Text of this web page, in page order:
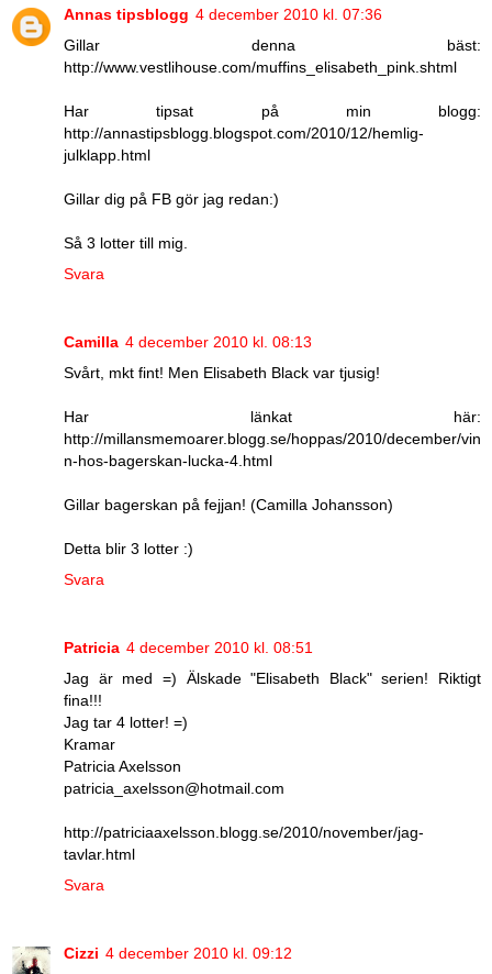
Annas tipsblogg 4 december 2010 kl. 07:36
Gillar denna bäst:
http://www.vestlihouse.com/muffins_elisabeth_pink.shtml
Har tipsat på min blogg:
http://annastipsblogg.blogspot.com/2010/12/hemlig-
julklapp.html
Gillar dig på FB gör jag redan:)
Så 3 lotter till mig.
Svara
Camilla 4 december 2010 kl. 08:13
Svårt, mkt fint! Men Elisabeth Black var tjusig!
Har länkat här:
http://millansmemoarer.blogg.se/hoppas/2010/december/vin
n-hos-bagerskan-lucka-4.html
Gillar bagerskan på fejjan! (Camilla Johansson)
Detta blir 3 lotter :)
Svara
Patricia 4 december 2010 kl. 08:51
Jag är med =) Älskade "Elisabeth Black" serien! Riktigt
fina!!!
Jag tar 4 lotter! =)
Kramar
Patricia Axelsson
patricia_axelsson@hotmail.com
http://patriciaaxelsson.blogg.se/2010/november/jag-
tavlar.html
Svara
Cizzi 4 december 2010 kl. 09:12